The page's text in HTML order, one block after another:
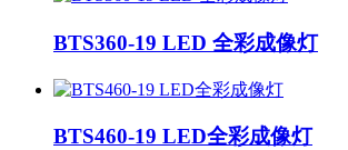
BTS360-19 LED 全彩成像灯
BTS460-19 LED全彩成像灯